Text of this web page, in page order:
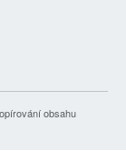
obsahu